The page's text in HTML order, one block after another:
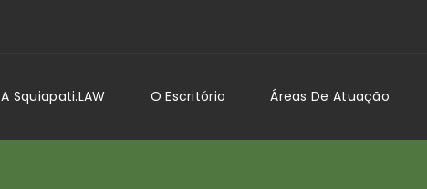
A Squiapati.LAW O Escritório Áreas De Atuação